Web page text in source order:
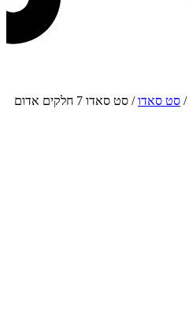
/ סט סאדו
/ סט סאדו 7 חלקים אדום